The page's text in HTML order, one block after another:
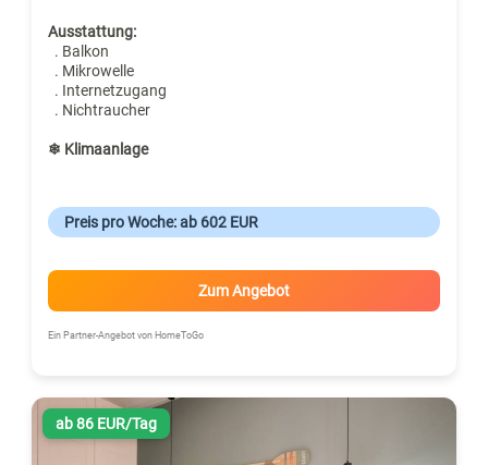
Ausstattung:
. Balkon
. Mikrowelle
. Internetzugang
. Nichtraucher
❄ Klimaanlage
Preis pro Woche: ab 602 EUR
Zum Angebot
Ein Partner-Angebot von HomeToGo
ab 86 EUR/Tag